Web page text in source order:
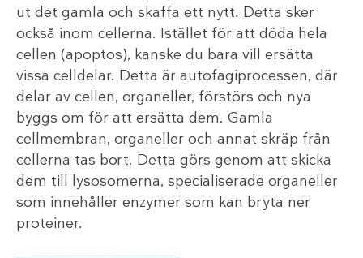
ut det gamla och skaffa ett nytt. Detta sker
också inom cellerna. Istället för att döda hela
cellen (apoptos), kanske du bara vill ersätta
vissa celldelar. Detta är autofagiprocessen, där
delar av cellen, organeller, förstörs och nya
byggs om för att ersätta dem. Gamla
cellmembran, organeller och annat skräp från
cellerna tas bort. Detta görs genom att skicka
dem till lysosomerna, specialiserade organeller
som innehåller enzymer som kan bryta ner
proteiner.